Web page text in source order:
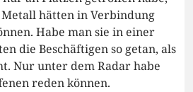
hätten in Verbindung
Habe man sie in einer
die Beschäftigen so getan, als
Nur unter dem Radar habe
reden können.